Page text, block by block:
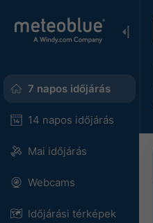
7 napos időjárás
14 napos időjárás
Mai időjárás
Webcams
Időjárási térképek